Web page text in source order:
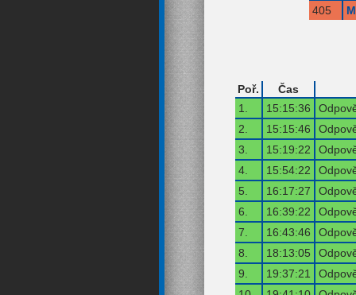
405
Poř.
Čas
1.
15:15:36
2.
15:15:46
3.
15:19:22
4.
15:54:22
5.
16:17:27
6.
16:39:22
7.
16:43:46
8.
18:13:05
9.
19:37:21